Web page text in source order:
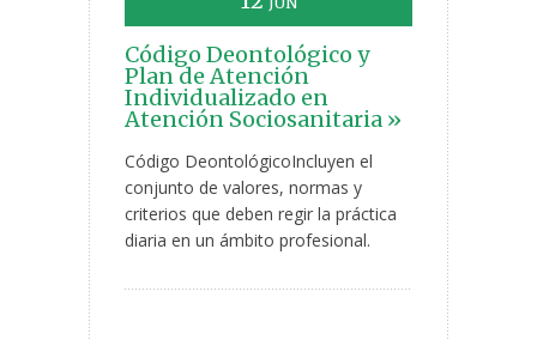
Código Deontológico y
Plan de Atención
Individualizado en
Atención Sociosanitaria »
Código DeontológicoIncluyen el
conjunto de valores, normas y
criterios que deben regir la práctica
diaria en un ámbito profesional.